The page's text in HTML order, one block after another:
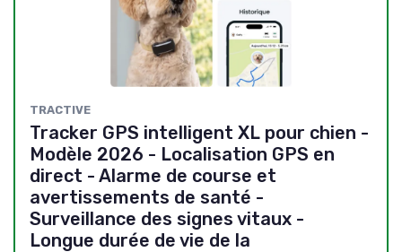
TRACTIVE
Tracker GPS intelligent XL pour chien -
Modèle 2026 - Localisation GPS en
direct - Alarme de course et
avertissements de santé -
Surveillance des signes vitaux -
Longue durée de vie de la